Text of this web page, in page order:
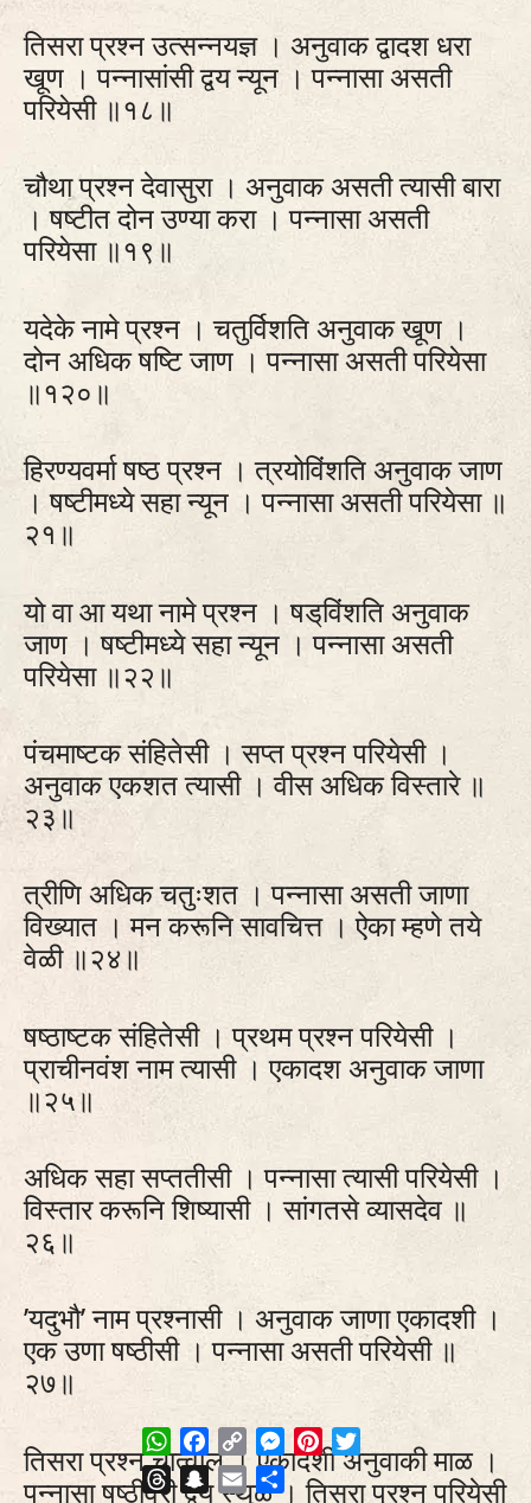
तिसरा प्रश्न उत्सन्नयज्ञ । अनुवाक द्वादश धरा
खूण । पन्नासांसी द्वय न्यून । पन्नासा असती
परियेसी ॥१८॥
चौथा प्रश्न देवासुरा । अनुवाक असती त्यासी बारा
। षष्टीत दोन उण्या करा । पन्नासा असती
परियेसा ॥१९॥
यदेके नामे प्रश्न । चतुर्विशति अनुवाक खूण ।
दोन अधिक षष्टि जाण । पन्नासा असती परियेसा
॥१२०॥
हिरण्यवर्मा षष्ठ प्रश्न । त्रयोविंशति अनुवाक जाण
। षष्टीमध्ये सहा न्यून । पन्नासा असती परियेसा ॥
२१॥
यो वा आ यथा नामे प्रश्न । षड्‌विंशति अनुवाक
जाण । षष्टीमध्ये सहा न्यून । पन्नासा असती
परियेसा ॥२२॥
पंचमाष्टक संहितेसी । सप्त प्रश्न परियेसी ।
अनुवाक एकशत त्यासी । वीस अधिक विस्तारे ॥
२३॥
त्रीणि अधिक चतुःशत । पन्नासा असती जाणा
विख्यात । मन करूनि सावचित्त । ऐका म्हणे तये
वेळी ॥२४॥
षष्ठाष्टक संहितेसी । प्रथम प्रश्न परियेसी ।
प्राचीनवंश नाम त्यासी । एकादश अनुवाक जाणा
॥२५॥
अधिक सहा सप्ततीसी । पन्नासा त्यासी परियेसी ।
विस्तार करूनि शिष्यासी । सांगतसे व्यासदेव ॥
२६॥
’यदुभौ’ नाम प्रश्नासी । अनुवाक जाणा एकादशी ।
एक उणा षष्ठीसी । पन्नासा असती परियेसी ॥
२७॥
तिसरा प्रश्न चात्वाल । एकादशी अनुवाकी माळ ।
पन्नासा षष्ठीवरी द्वय स्थूळ । तिसरा प्रश्न परियेसी
WhatsAppFacebook
Copy
Link
Messenger
Pinterest
ThreadsSnapchat
EmailShare